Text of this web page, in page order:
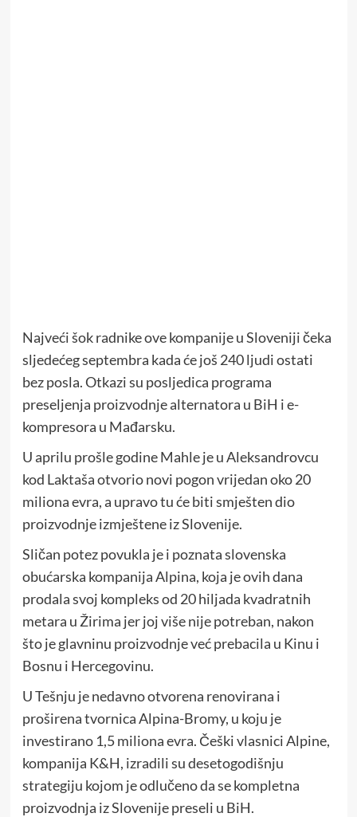
Najveći šok radnike ove kompanije u Sloveniji čeka
sljedećeg septembra kada će još 240 ljudi ostati
bez posla. Otkazi su posljedica programa
preseljenja proizvodnje alternatora u BiH i e-
kompresora u Mađarsku.
U aprilu prošle godine Mahle je u Aleksandrovcu
kod Laktaša otvorio novi pogon vrijedan oko 20
miliona evra, a upravo tu će biti smješten dio
proizvodnje izmještene iz Slovenije.
Sličan potez povukla je i poznata slovenska
obućarska kompanija Alpina, koja je ovih dana
prodala svoj kompleks od 20 hiljada kvadratnih
metara u Žirima jer joj više nije potreban, nakon
što je glavninu proizvodnje već prebacila u Kinu i
Bosnu i Hercegovinu.
U Tešnju je nedavno otvorena renovirana i
proširena tvornica Alpina-Bromy, u koju je
investirano 1,5 miliona evra. Češki vlasnici Alpine,
kompanija K&H, izradili su desetogodišnju
strategiju kojom je odlučeno da se kompletna
proizvodnja iz Slovenije preseli u BiH.